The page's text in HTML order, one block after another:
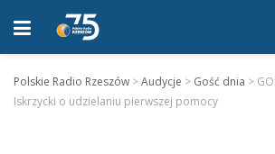
Polskie Radio Rzeszów >Audycje > Gość dnia >
Iskrzycki o udzielaniu pierwszej pomocy